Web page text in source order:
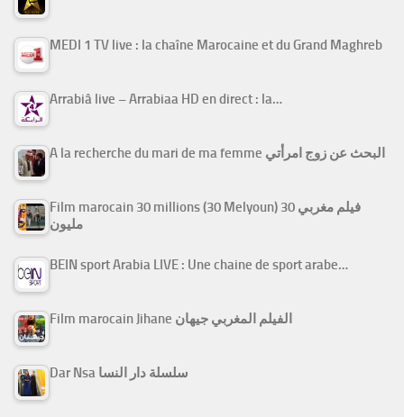
MEDI 1 TV live : la chaîne Marocaine et du Grand Maghreb
Arrabiâ live – Arrabiaa HD en direct : la…
A la recherche du mari de ma femme البحث عن زوج امرأتي
Film marocain 30 millions (30 Melyoun) فيلم مغربي 30
مليون
BEIN sport Arabia LIVE : Une chaine de sport arabe…
Film marocain Jihane الفيلم المغربي جيهان
Dar Nsa سلسلة دار النسا